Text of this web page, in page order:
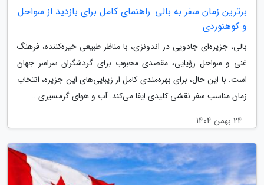
برترین زمان سفر به بالی: راهنمای کامل برای بازدید از سواحل
و کوهنوردی
بالی، جزیره‌ای جادویی در اندونزی، با مناظر طبیعی خیره‌کننده، فرهنگ
غنی و سواحل رؤیایی، مقصدی محبوب برای گردشگران سراسر جهان
است. با این حال، برای بهره‌مندی کامل از زیبایی‌های این جزیره، انتخاب
زمان مناسب سفر نقشی کلیدی ایفا می‌کند. آب و هوای گرمسیری...
24 بهمن 1404